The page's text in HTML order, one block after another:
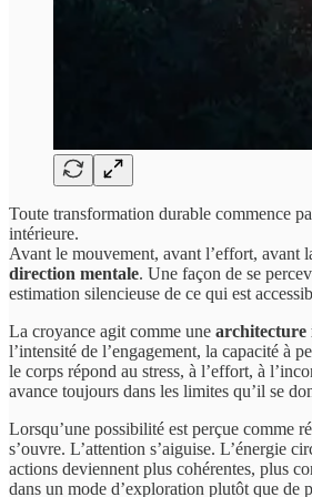
Toute transformation durable commence
intérieure.
Avant le mouvement, avant l’effort, avant
direction mentale. Une façon de se
estimation silencieuse de ce qui est
La croyance agit comme une architecture
l’intensité de l’engagement, la capacité à
le corps répond au stress, à l’effort, à
avance toujours dans les limites qu’il se
Lorsqu’une possibilité est perçue comme
s’ouvre. L’attention s’aiguise. L’énergie
actions deviennent plus cohérentes, plus
dans un mode d’exploration plutôt que de